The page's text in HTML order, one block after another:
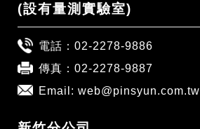
(設有量測實驗室)
電話： 02-2278-9886
傳真：02-2278-9887
Email: web@pinsyun.com.tw